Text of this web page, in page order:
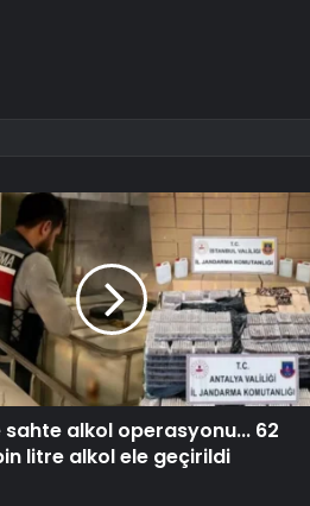
sahte alkol operasyonu... 62
litre alkol ele geçirildi